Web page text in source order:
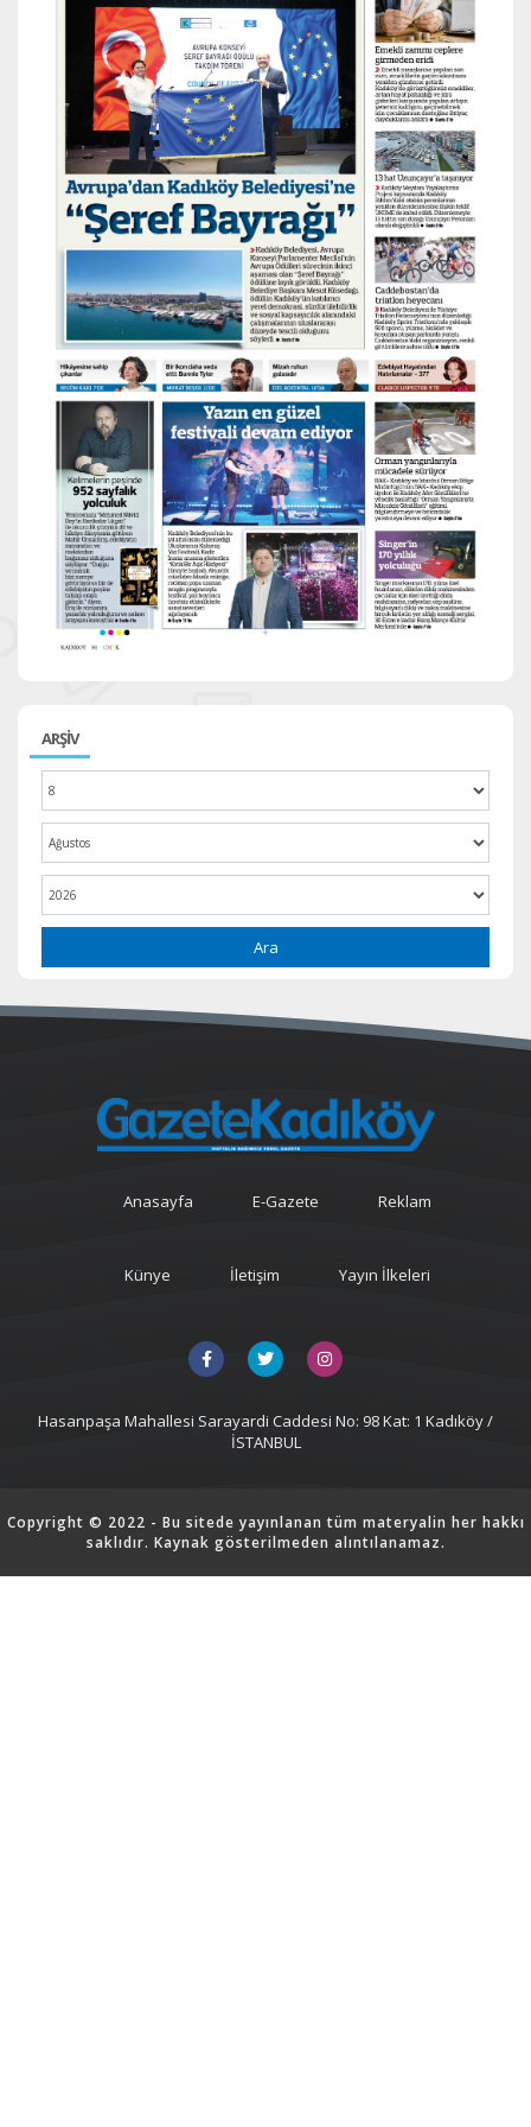
ARŞİV
Ara
Anasayfa E-Gazete Reklam
Künye İletişim Yayın İlkeleri
Hasanpaşa Mahallesi Sarayardi Caddesi No: 98 Kat: 1 Kadıköy /
İSTANBUL
Copyright © 2022 - Bu sitede yayınlanan tüm materyalin her hakkı
saklıdır. Kaynak gösterilmeden alıntılanamaz.